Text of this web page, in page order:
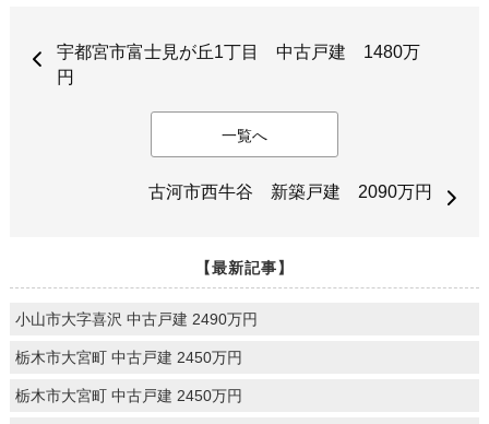
宇都宮市富士見が丘1丁目 中古戸建 1480万
円
一覧へ
古河市西牛谷 新築戸建 2090万円
【最新記事】
小山市大字喜沢 中古戸建 2490万円
栃木市大宮町 中古戸建 2450万円
栃木市大宮町 中古戸建 2450万円